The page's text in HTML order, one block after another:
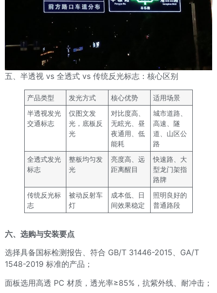
五、半透视 vs 全透式 vs 传统反光标志：核心区别
产品类型 发光方式 核心优势
适用场景
半透视发光
交通标志
仅图文发
光，底板反
光
对比度高、
无眩光、昼
夜通用、低
能耗
城市道路、
高速、隧
道、山区公
路
全透式发光
标志
整板均匀发
光
亮度高、远
距离醒目
快速路、大
型龙门架指
路牌
传统反光标
志
被动反射车
灯
成本低、日
间效果稳定
照明良好的
普通路段
六、选购与安装要点
选择具备国标检测报告、符合 GB/T 31446-2015、GA/T
1548-2019 标准的产品；
面板选用高透 PC 材质，透光率≥85%，抗紫外线、耐冲击；